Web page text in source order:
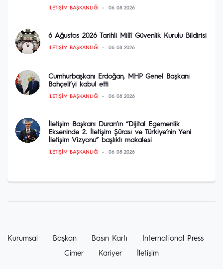
İLETIŞIM BAŞKANLIĞI 06 08 2026
6 Ağustos 2026 Tarihli Millî Güvenlik Kurulu Bildirisi
İLETIŞIM BAŞKANLIĞI 06 08 2026
Cumhurbaşkanı Erdoğan, MHP Genel Başkanı
Bahçeli’yi kabul etti
İLETIŞIM BAŞKANLIĞI 06 08 2026
İletişim Başkanı Duran’ın “Dijital Egemenlik
Ekseninde 2. İletişim Şûrası ve Türkiye’nin Yeni
İletişim Vizyonu” başlıklı makalesi
İLETIŞIM BAŞKANLIĞI 06 08 2026
Kurumsal Başkan Basın Kartı
International Press
Cimer
Kariyer İletişim